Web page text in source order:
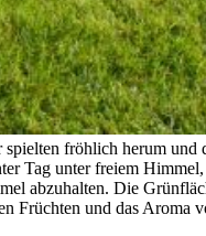
fröhlich herum und
Tag unter freiem
abzuhalten. Die
Früchten und das Aroma